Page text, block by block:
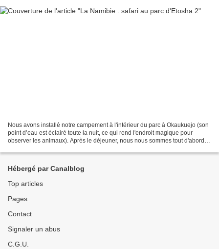
Nous avons installé notre campement à l'intérieur du parc à Okaukuejo (son
point d’eau est éclairé toute la nuit, ce qui rend l'endroit magique pour
observer les animaux). Après le déjeuner, nous nous sommes tout d'abord
Hébergé par Canalblog
Top articles
Pages
Contact
Signaler un abus
C.G.U.